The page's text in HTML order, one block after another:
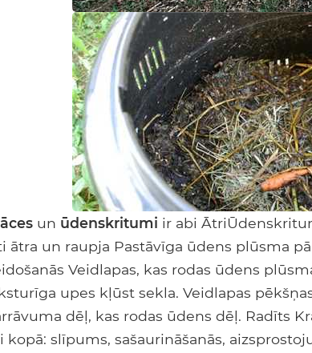
un ūdenskritumi ir abi
ātra un raupja Pastāvīga ūdens plūsma
Veidlapas, kas rodas ūdens
upes kļūst sekla. Veidlapas
dēļ, kas rodas ūdens dēļ. Radīts
kopā: slīpums, sašaurināšanās,